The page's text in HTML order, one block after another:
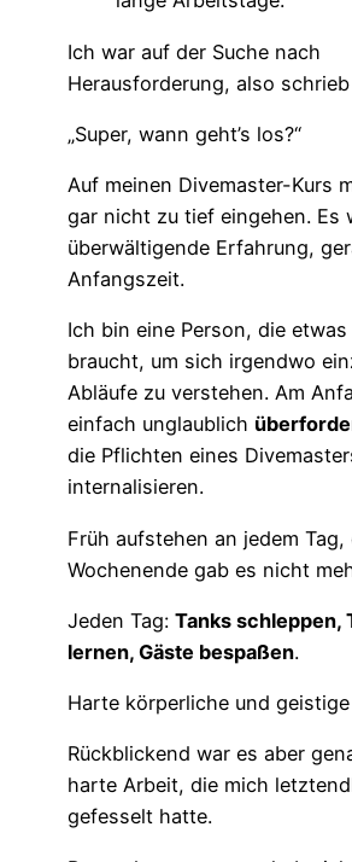
Ich war auf der Suche nach
Herausforderung, also
„Super, wann geht’s los?“
Auf meinen Divemaster-Kurs
gar nicht zu tief eingehen. Es
überwältigende Erfahrung,
Anfangszeit.
Ich bin eine Person, die
braucht, um sich irgendwo
Abläufe zu verstehen. Am
einfach unglaublich
die Pflichten eines
internalisieren.
Früh aufstehen an jedem Tag,
Wochenende gab es nicht
Jeden Tag: Tanks schleppen,
lernen, Gäste bespaßen.
Harte körperliche und
Rückblickend war es aber
harte Arbeit, die mich
gefesselt hatte.